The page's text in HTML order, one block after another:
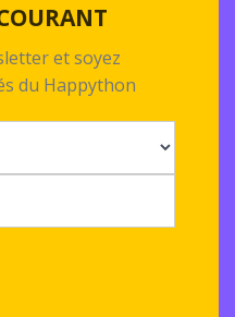
et soyez
du Happython